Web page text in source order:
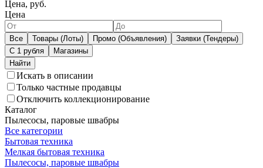
Цена, руб.
Цена
Все Товары (Лоты) Промо (Объявления)
Заявки (Тендеры)
С 1 рубля
Магазины
Искать в описании
Только частные продавцы
Отключить коллекционирование
Каталог
Пылесосы, паровые швабры
Все категории
Бытовая техника
Мелкая бытовая техника
Пылесосы, паровые швабры